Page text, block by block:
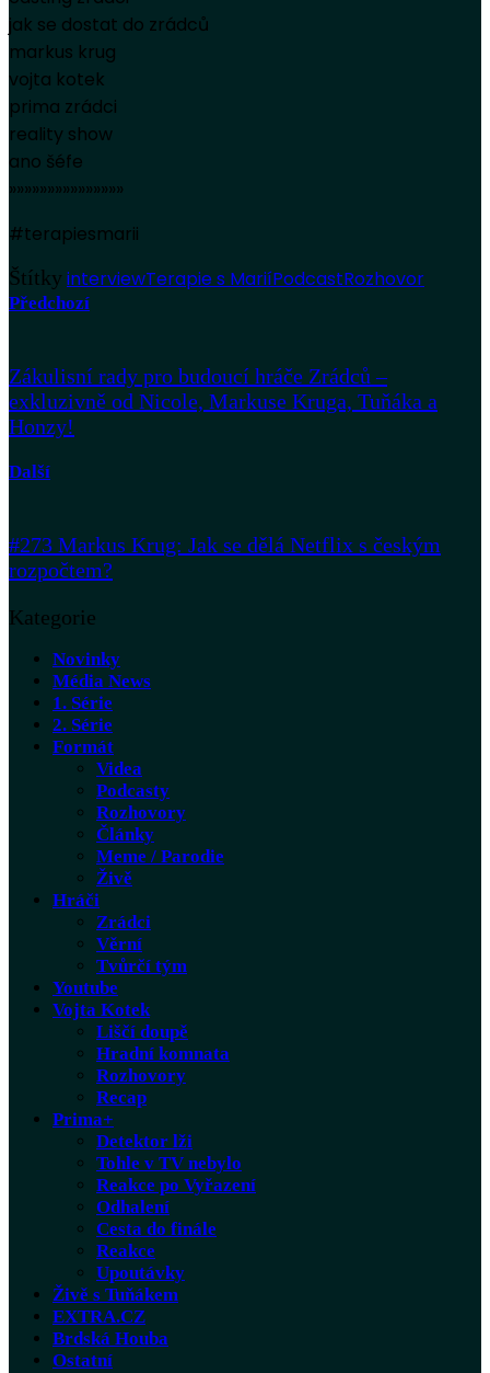
jak se dostat do zrádců
markus krug
vojta kotek
prima zrádci
reality show
ano šéfe
»»»»»»»»»»»»»»»
#terapiesmarii
Štítky interviewTerapie s MariíPodcastRozhovor
Předchozí
Zákulisní rady pro budoucí hráče Zrádců –
exkluzivně od Nicole, Markuse Kruga, Tuňáka a
Honzy!
Další
#273 Markus Krug: Jak se dělá Netflix s českým
rozpočtem?
Kategorie
Novinky
Média News
1. Série
2. Série
Formát
Videa
Podcasty
Rozhovory
Články
Meme / Parodie
Živě
Hráči
Zrádci
Věrní
Tvůrčí tým
Youtube
Vojta Kotek
Liščí doupě
Hradní komnata
Rozhovory
Recap
Prima+
Detektor lži
Tohle v TV nebylo
Reakce po Vyřazení
Odhalení
Cesta do finále
Reakce
Upoutávky
Živě s Tuňákem
EXTRA.CZ
Brdská Houba
Ostatní